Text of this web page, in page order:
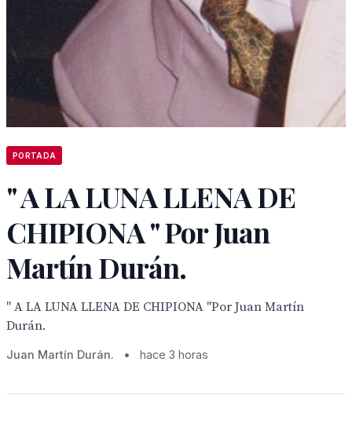
PORTADA
" A LA LUNA LLENA DE
CHIPIONA " Por Juan
Martín Durán.
" A LA LUNA LLENA DE CHIPIONA "Por Juan Martín
Durán.
Juan Martín Durán. • hace 3 horas